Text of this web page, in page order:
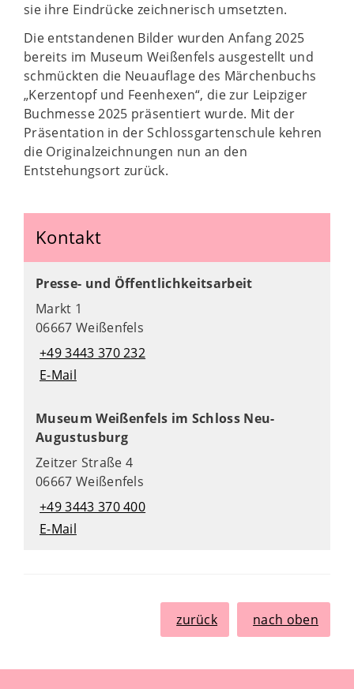
sie ihre Eindrücke zeichnerisch umsetzten.
Die entstandenen Bilder wurden Anfang 2025
bereits im Museum Weißenfels ausgestellt und
schmückten die Neuauflage des Märchenbuchs
„Kerzentopf und Feenhexen“, die zur Leipziger
Buchmesse 2025 präsentiert wurde. Mit der
Präsentation in der Schlossgartenschule kehren
die Originalzeichnungen nun an den
Entstehungsort zurück.
Kontakt
Presse- und Öffentlichkeitsarbeit
Markt 1
06667 Weißenfels
+49 3443 370 232
E-Mail
Museum Weißenfels im Schloss Neu-
Augustusburg
Zeitzer Straße 4
06667 Weißenfels
+49 3443 370 400
E-Mail
zurück nach oben